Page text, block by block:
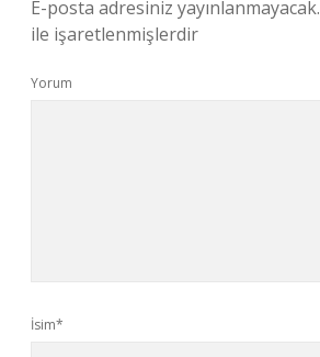
E-posta adresiniz yayınlanmayacak.
ile işaretlenmişlerdir
Yorum
İsim*